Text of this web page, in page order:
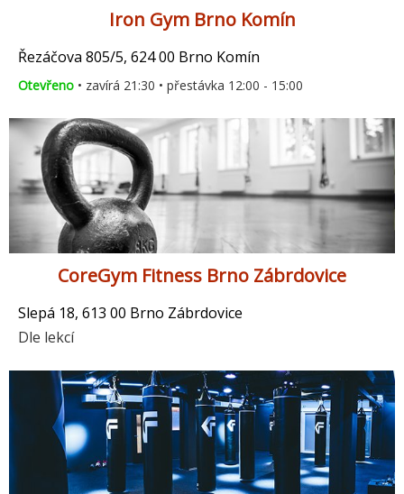
Iron Gym Brno Komín
Řezáčova 805/5, 624 00 Brno Komín
Otevřeno • zavírá 21:30 • přestávka 12:00 - 15:00
CoreGym Fitness Brno Zábrdovice
Slepá 18, 613 00 Brno Zábrdovice
Dle lekcí